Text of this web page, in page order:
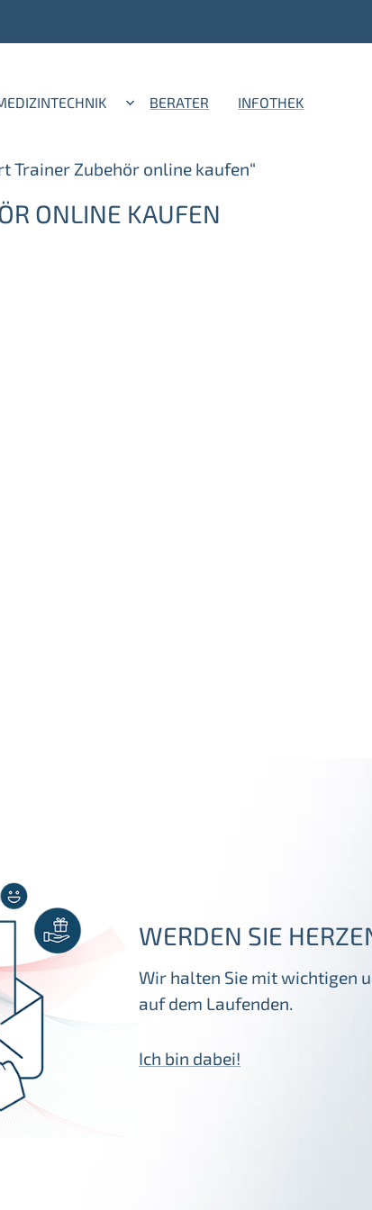
BERATER INFOTHEK
Zubehör online kaufen“
ONLINE KAUFEN
WERDEN SIE
Wir halten Sie mit wichtigen
auf dem Laufenden.
Ich bin dabei!